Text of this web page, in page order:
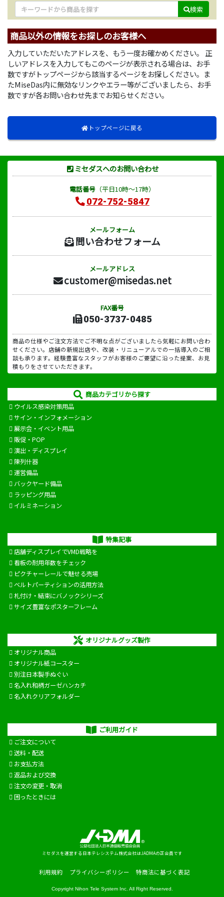
検索
商品以外の情報をお探しのお客様へ
入力していただいたアドレスを、もう一度お確かめください。 正
しいアドレスを入力してもこのページが表示される場合は、お手
数ですがトップページから該当するページをお探しください。ま
たMiseDas内に無効なリンクやエラー等がございましたら、お手
数ですが各お問い合わせ先までお知らせください。
トップページに戻る
ミセダスへのお問い合わせ
電話番号（平日10時～17時）
072-752-5847
メールフォーム
問い合わせフォーム
メールアドレス
customer@misedas.net
FAX番号
050-3737-0485
商品の仕様やご注文方法でご不明な点がございましたら気軽にお問い合わ
せください。店舗の新規出店や、改装・リニューアルでの一括導入のご相
談も承ります。経験豊富なスタッフがお客様のご要望に沿った提案、お見
積もりをさせていただきます。
商品カテゴリから探す
ウイルス感染対策用品
サイン・インフォメーション
展示会・イベント用品
販促・POP
演出・ディスプレイ
陳列什器
運営備品
バックヤード備品
ラッピング用品
イルミネーション
特集記事
店舗ディスプレイでVMD戦略を
看板の耐用年数をチェック
ピクチャーレールで魅せる売場
ベルトパーティションの活用方法
札付け・結束にバノックシリーズ
サイズ豊富なポスターフレーム
オリジナルグッズ製作
オリジナル商品
オリジナル紙コースター
別注日本製手ぬぐい
名入れ和柄ガーゼハンカチ
名入れクリアフォルダー
ご利用ガイド
ご注文について
送料・配送
お支払方法
返品および交換
注文の変更・取消
困ったときには
ミセダスを運営する日本テレシステム株式会社はJADMAの正会員です
利用規約 プライバシーポリシー 特商法に基づく表記
Copyright Nihon Tele System Inc. All Right Reserved.